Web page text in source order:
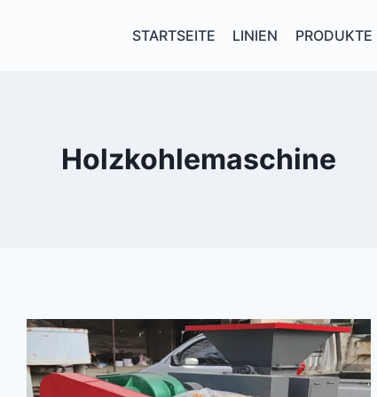
STARTSEITE LINIEN PRODUKTE
Holzkohlemaschine